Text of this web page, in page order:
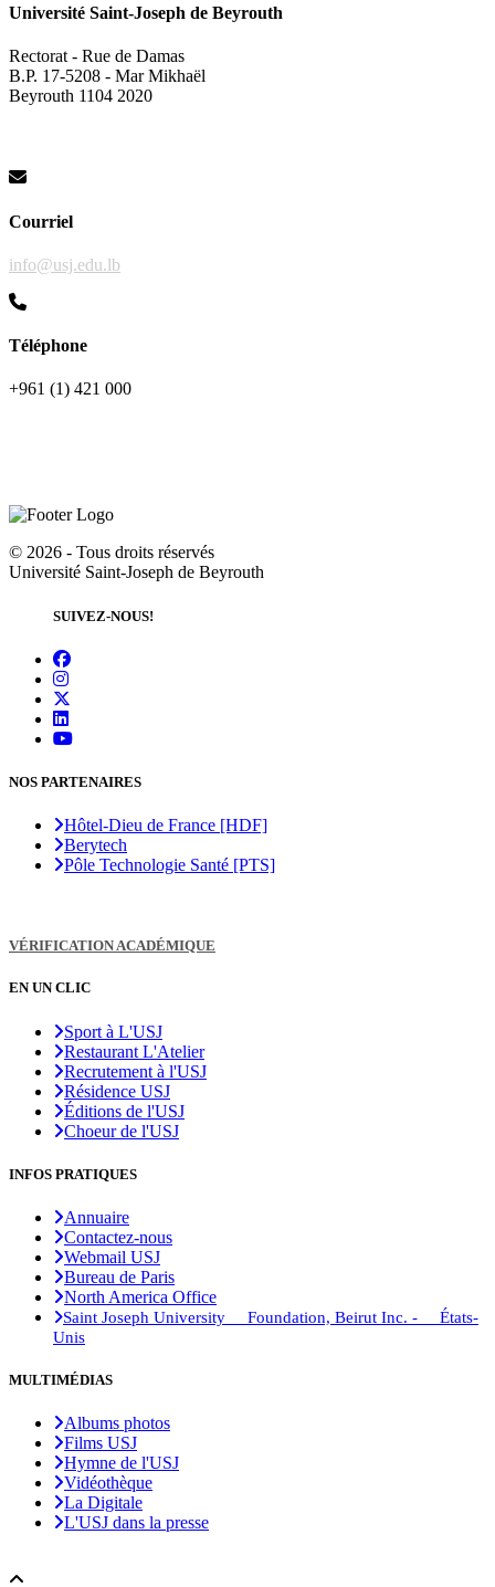
Université Saint-Joseph de Beyrouth
Rectorat - Rue de Damas
B.P. 17-5208 - Mar Mikhaël
Beyrouth 1104 2020
Courriel
info@usj.edu.lb
Téléphone
+961 (1) 421 000
© 2026 - Tous droits réservés
Université Saint-Joseph de Beyrouth
SUIVEZ-NOUS!
NOS PARTENAIRES
Hôtel-Dieu de France [HDF]
Berytech
Pôle Technologie Santé [PTS]
VÉRIFICATION ACADÉMIQUE
EN UN CLIC
Sport à L'USJ
Restaurant L'Atelier
Recrutement à l'USJ
Résidence USJ
Éditions de l'USJ
Choeur de l'USJ
INFOS PRATIQUES
Annuaire
Contactez-nous
Webmail USJ
Bureau de Paris
North America Office
Saint Joseph University Foundation, Beirut Inc. - États-
Unis
MULTIMÉDIAS
Albums photos
Films USJ
Hymne de l'USJ
Vidéothèque
La Digitale
L'USJ dans la presse